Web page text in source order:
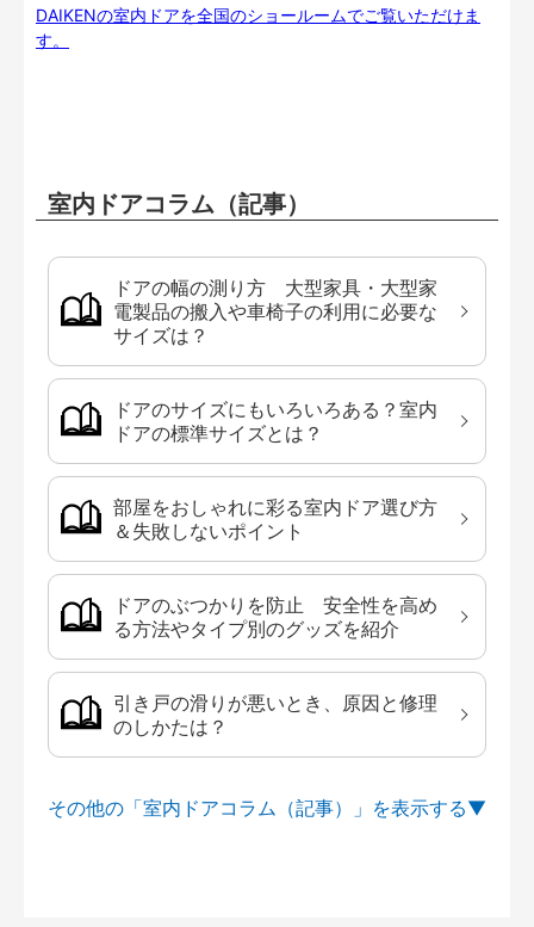
DAIKENの室内ドアを全国のショールームでご覧いただけま
す。
室内ドアコラム（記事）
ドアの幅の測り方 大型家具・大型家
電製品の搬入や車椅子の利用に必要な
サイズは？
ドアのサイズにもいろいろある？室内
ドアの標準サイズとは？
部屋をおしゃれに彩る室内ドア選び方
＆失敗しないポイント
ドアのぶつかりを防止 安全性を高め
る方法やタイプ別のグッズを紹介
引き戸の滑りが悪いとき、原因と修理
のしかたは？
その他の「室内ドアコラム（記事）」を